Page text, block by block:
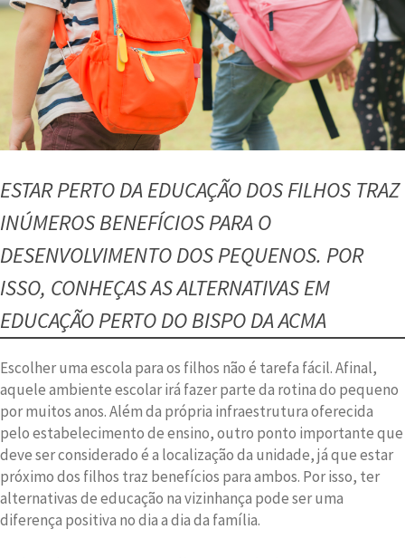
ESTAR PERTO DA EDUCAÇÃO DOS FILHOS TRAZ
INÚMEROS BENEFÍCIOS PARA O
DESENVOLVIMENTO DOS PEQUENOS. POR
ISSO, CONHEÇAS AS ALTERNATIVAS EM
EDUCAÇÃO PERTO DO BISPO DA ACMA
Escolher uma escola para os filhos não é tarefa fácil. Afinal,
aquele ambiente escolar irá fazer parte da rotina do pequeno
por muitos anos. Além da própria infraestrutura oferecida
pelo estabelecimento de ensino, outro ponto importante que
deve ser considerado é a localização da unidade, já que estar
próximo dos filhos traz benefícios para ambos. Por isso, ter
alternativas de educação na vizinhança pode ser uma
diferença positiva no dia a dia da família.